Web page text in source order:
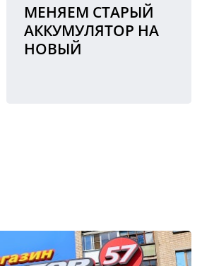
МЕНЯЕМ СТАРЫЙ
АККУМУЛЯТОР НА
НОВЫЙ